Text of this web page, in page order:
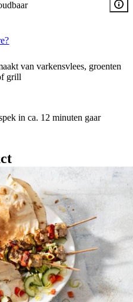
van varkensvlees, groenten
grill
in ca. 12 minuten gaar